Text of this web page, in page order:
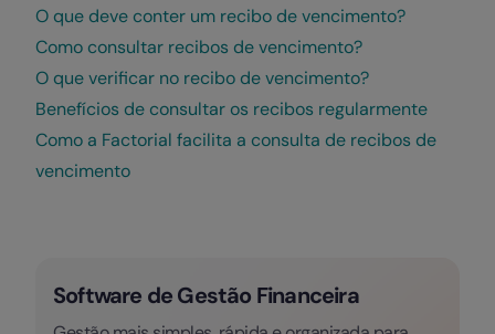
O que deve conter um recibo de vencimento?
Como consultar recibos de vencimento?
O que verificar no recibo de vencimento?
Benefícios de consultar os recibos regularmente
Como a Factorial facilita a consulta de recibos de
vencimento
Software de Gestão Financeira